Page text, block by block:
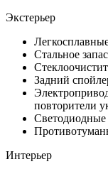
Экстерьер
Стальное
Задний
повторители
Интерьер